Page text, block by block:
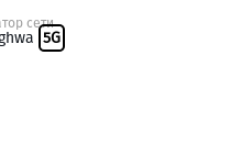
сети
5G